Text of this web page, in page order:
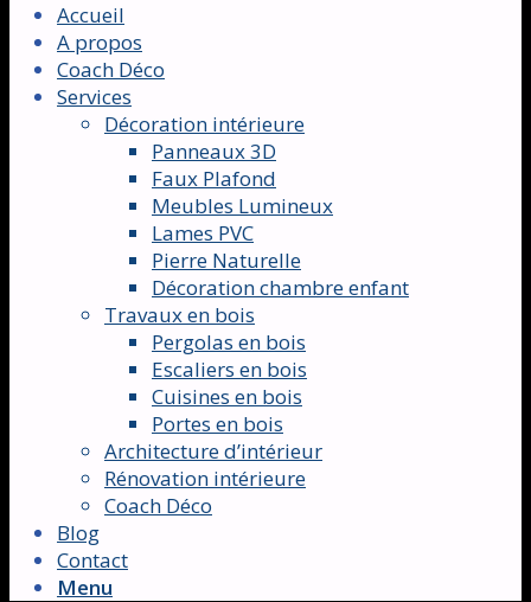
Accueil
A propos
Coach Déco
Services
Décoration intérieure
Panneaux 3D
Faux Plafond
Meubles Lumineux
Lames PVC
Pierre Naturelle
Décoration chambre enfant
Travaux en bois
Pergolas en bois
Escaliers en bois
Cuisines en bois
Portes en bois
Architecture d’intérieur
Rénovation intérieure
Coach Déco
Blog
Contact
Menu